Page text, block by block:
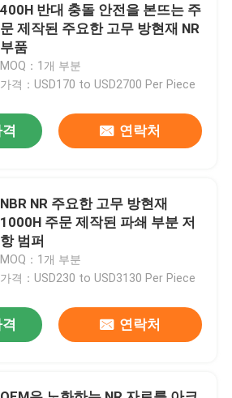
400H 반대 충돌 안전을 본뜨는 주
문 제작된 주요한 고무 방현재 NR
부품
MOQ：1개 부분
가격：USD170 to USD2700 Per Piece
연락처
NBR NR 주요한 고무 방현재
1000H 주문 제작된 파쇄 부분 저
항 범퍼
MOQ：1개 부분
가격：USD230 to USD3130 Per Piece
연락처